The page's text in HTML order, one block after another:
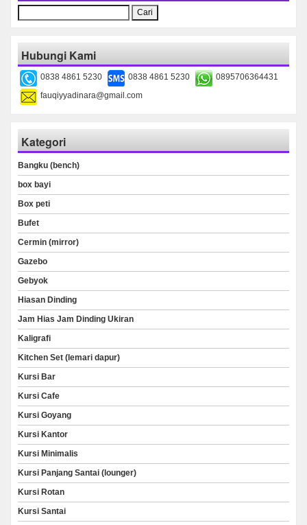
untuk:
Hubungi Kami
0838 4861 5230 0838 4861 5230
0895706364431
fauqiyyadinara@gmail.com
Kategori
Bangku (bench)
box bayi
Box peti
Bufet
Cermin (mirror)
Gazebo
Gebyok
Hiasan Dinding
Jam Hias Jam Dinding Ukiran
Kaligrafi
Kitchen Set (lemari dapur)
Kursi Bar
Kursi Cafe
Kursi Goyang
Kursi Kantor
Kursi Minimalis
Kursi Panjang Santai (lounger)
Kursi Rotan
Kursi Santai